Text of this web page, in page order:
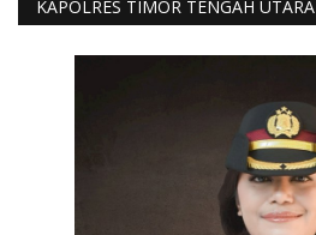
KAPOLRES TIMOR TENGAH UTARA